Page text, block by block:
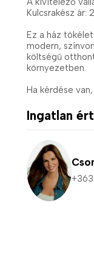
Kulcsrakész ár:
Ez a ház
modern,
költségű
környezetben.
Ha kérdése
Ingatlan